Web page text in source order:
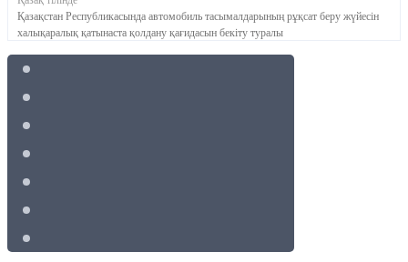
Қазақстан Республикасында автомобиль тасымалдарының рұқсат беру жүйесін
халықаралық қатынаста қолдану қағидасын бекіту туралы